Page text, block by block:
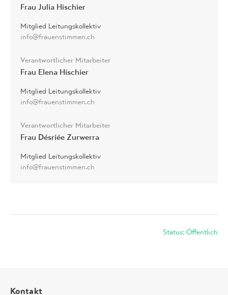
Frau Julia Hischier
Mitglied Leitungskollektiv
info@frauenstimmen.ch
Verantwortlicher Mitarbeiter
Frau Elena Hischier
Mitglied Leitungskollektiv
info@frauenstimmen.ch
Verantwortlicher Mitarbeiter
Frau Désriée Zurwerra
Mitglied Leitungskollektiv
info@frauenstimmen.ch
Status: Öffentlich
Kontakt